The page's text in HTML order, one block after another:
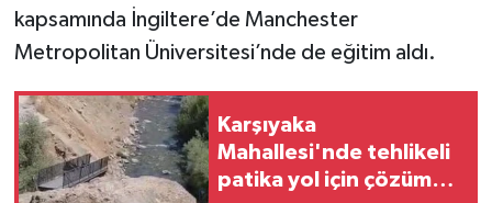
kapsamında İngiltere’de Manchester
Metropolitan Üniversitesi’nde de eğitim aldı.
Karşıyaka
Mahallesi'nde tehlikeli
patika yol için çözüm